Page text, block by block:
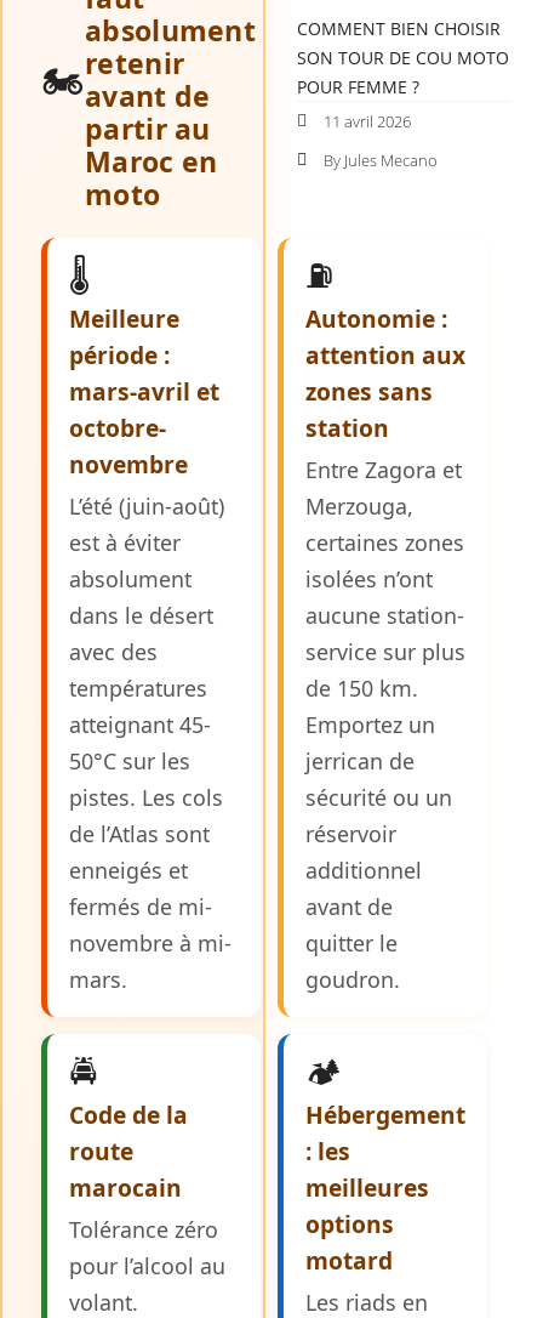
🏍️
absolument
retenir
avant de
partir au
Maroc en
moto
🌡️
Meilleure
période :
mars-avril et
octobre-
novembre
L’été (juin-août)
est à éviter
absolument
dans le désert
avec des
températures
atteignant 45-
50°C sur les
pistes. Les cols
de l’Atlas sont
enneigés et
fermés de mi-
novembre à mi-
mars.
⛽
Autonomie :
attention aux
zones sans
station
Entre Zagora et
Merzouga,
certaines zones
isolées n’ont
aucune station-
service sur plus
de 150 km.
Emportez un
jerrican de
sécurité ou un
réservoir
additionnel
avant de
quitter le
goudron.
🚔
Code de la
route
marocain
Tolérance zéro
pour l’alcool au
volant.
🏕️
Hébergement
: les
meilleures
options
motard
Les riads en
COMMENT BIEN CHOISIR
SON TOUR DE COU MOTO
POUR FEMME ?
11 avril 2026
By Jules Mecano